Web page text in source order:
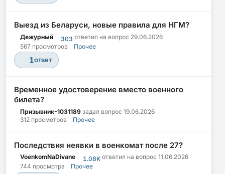
Выезд из Беларуси, новые правила для НГМ?
Дежурный 303 ответил на вопрос 29.06.2026
567 просмотров
Прочее
1ответ
Временное удостоверение вместо военного
билета?
Призывник-1031189 задал вопрос 19.06.2026
312 просмотров
Прочее
Последствия неявки в военкомат после 27?
VoenkomNaDivane 1.08Kответил на вопрос 11.06.2026
744 просмотра
Прочее